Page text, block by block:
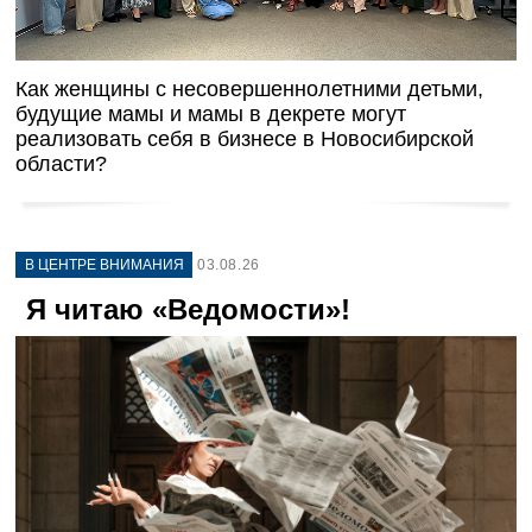
Как женщины с несовершеннолетними детьми,
будущие мамы и мамы в декрете могут
реализовать себя в бизнесе в Новосибирской
области?
В ЦЕНТРЕ ВНИМАНИЯ 03.08.26
Я читаю «Ведомости»!